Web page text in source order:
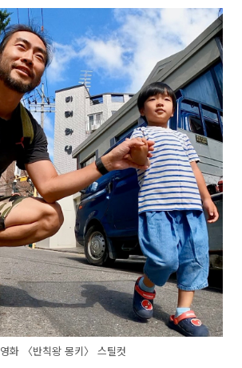
영화 〈반칙왕 몽키〉 스틸컷